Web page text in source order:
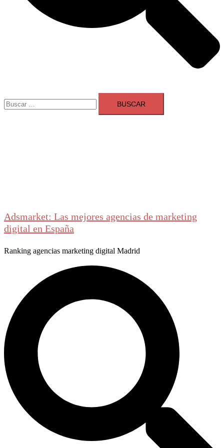
Buscar:
Adsmarket: Las mejores agencias de marketing
digital en España
Ranking agencias marketing digital Madrid